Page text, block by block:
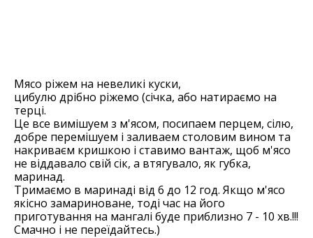
Мясо ріжем на невеликі куски,
цибулю дрібно ріжемо (січка, або натираємо на
терці.
Це все вимішуем з м'ясом, посипаем перцем, сілю,
добре перемішуем і заливаем столовим вином та
накриваєм кришкою і ставимо вантаж, щоб м'ясо
не віддавало свій сік, а втягувало, як губка,
маринад.
Тримаємо в маринаді від 6 до 12 год. Якщо м'ясо
якісно замариноване, тоді час на його
приготування на мангалі буде приблизно 7 - 10 хв.!!!
Смачно і не переїдайтесь.)